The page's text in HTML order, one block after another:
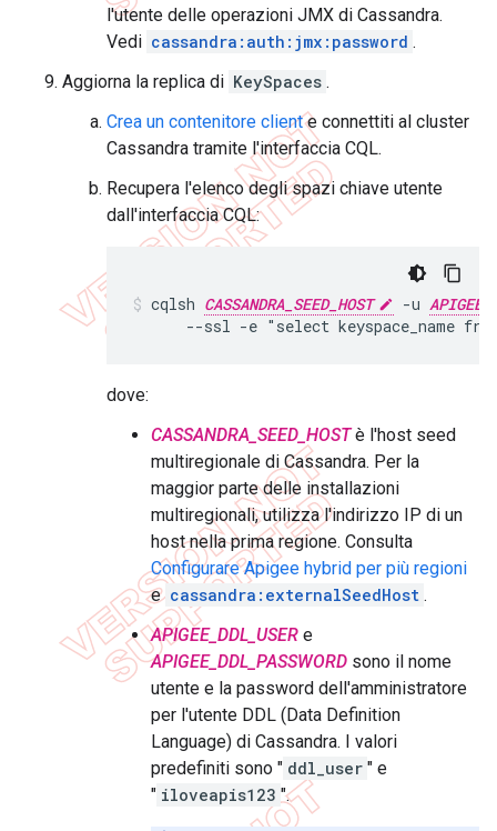
l'utente delle operazioni JMX di Cassandra.
Vedi cassandra:auth:jmx:password .
Aggiorna la replica di KeySpaces .
Crea un contenitore cliente connettiti al cluster
Cassandra tramite l'interfaccia CQL.
Recupera l'elenco degli spazi chiave utente
dall'interfaccia CQL:
cqlsh CASSANDRA_SEED_HOST -u
--ssl -e "select keyspace_name
dove:
CASSANDRA_SEED_HOSTè l'host seed
multiregionale di Cassandra. Per la
maggior parte delle installazioni
multiregionali, utilizza l'indirizzo IP di un
host nella prima regione. Consulta
Configurare Apigee hybrid per più regioni
e cassandra:externalSeedHost .
APIGEE_DDL_USER e
APIGEE_DDL_PASSWORD sono il nome
utente e la password dell'amministratore
per l'utente DDL (Data Definition
Language) di Cassandra. I valori
predefiniti sono " ddl_user " e
" iloveapis123 ".